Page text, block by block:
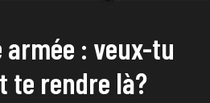
armée : veux-tu
te rendre là?